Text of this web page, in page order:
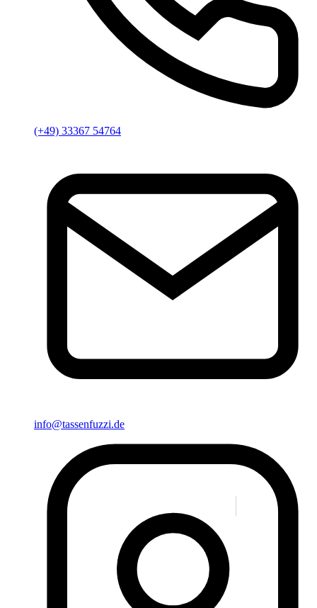
(+49) 33367 54764
info@tassenfuzzi.de